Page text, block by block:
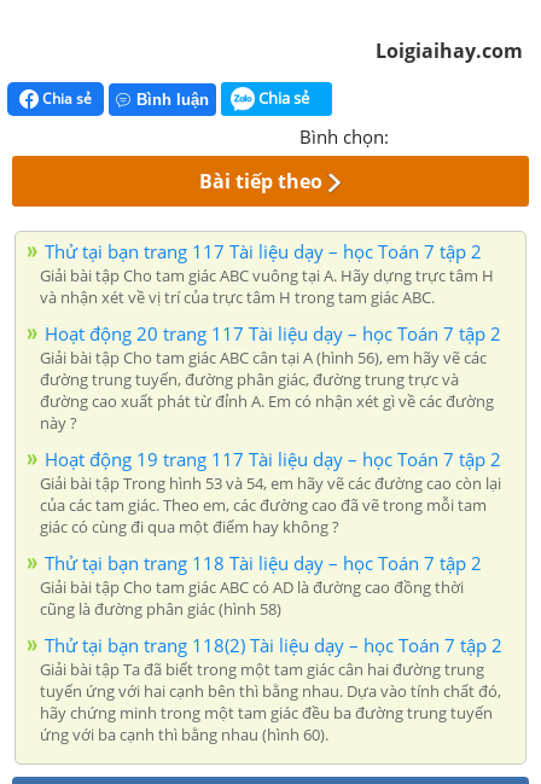
Loigiaihay.com
Chia sẻ Bình luận Chia sẻ
Bình chọn:
Bài tiếp theo
Thử tại bạn trang 117 Tài liệu dạy – học Toán 7 tập 2
Giải bài tập Cho tam giác ABC vuông tại A. Hãy dựng trực tâm H
và nhận xét về vị trí của trực tâm H trong tam giác ABC.
Hoạt động 20 trang 117 Tài liệu dạy – học Toán 7 tập 2
Giải bài tập Cho tam giác ABC cân tại A (hình 56), em hãy vẽ các
đường trung tuyến, đường phân giác, đường trung trực và
đường cao xuất phát từ đỉnh A. Em có nhận xét gì về các đường
này ?
Hoạt động 19 trang 117 Tài liệu dạy – học Toán 7 tập 2
Giải bài tập Trong hình 53 và 54, em hãy vẽ các đường cao còn lại
của các tam giác. Theo em, các đường cao đã vẽ trong mỗi tam
giác có cùng đi qua một điểm hay không ?
Thử tại bạn trang 118 Tài liệu dạy – học Toán 7 tập 2
Giải bài tập Cho tam giác ABC có AD là đường cao đồng thời
cũng là đường phân giác (hình 58)
Thử tại bạn trang 118(2) Tài liệu dạy – học Toán 7 tập 2
Giải bài tập Ta đã biết trong một tam giác cân hai đường trung
tuyến ứng với hai cạnh bên thì bằng nhau. Dựa vào tính chất đó,
hãy chứng minh trong một tam giác đều ba đường trung tuyến
ứng với ba cạnh thì bằng nhau (hình 60).